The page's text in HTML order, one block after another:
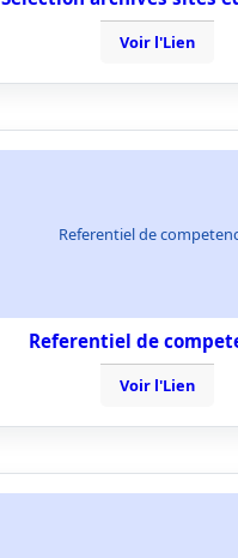
Voir l'Lien
Referentiel de
Referentiel de
Voir l'Lien